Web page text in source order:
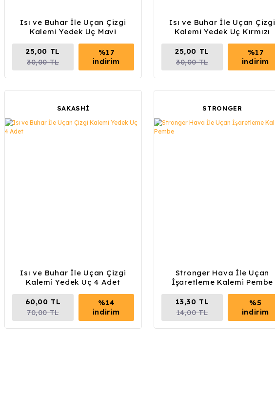
Isı ve Buhar İle Uçan Çizgi
Kalemi Yedek Uç Mavi
25,00 TL
30,00 TL
%17
indirim
Isı ve Buhar İle Uçan Çizgi
Kalemi Yedek Uç Kırmızı
25,00 TL
30,00 TL
%17
indirim
SAKASHİ
Isı ve Buhar İle Uçan Çizgi
Kalemi Yedek Uç 4 Adet
60,00 TL
70,00 TL
%14
indirim
STRONGER
Stronger Hava İle Uçan
İşaretleme Kalemi Pembe
13,30 TL
14,00 TL
%5
indirim